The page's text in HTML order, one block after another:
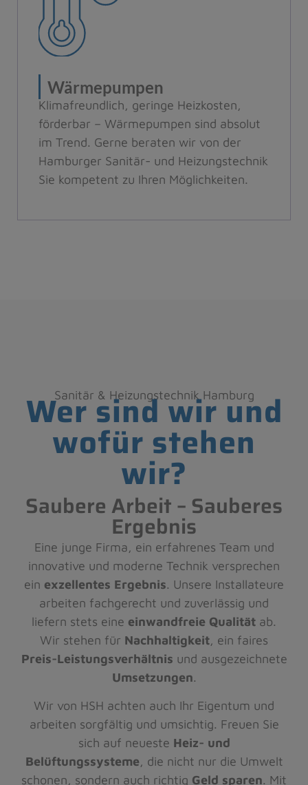
Wärmepumpen
Klimafreundlich, geringe Heizkosten,
förderbar – Wärmepumpen sind absolut
im Trend. Gerne beraten wir von der
Hamburger Sanitär- und Heizungstechnik
Sie kompetent zu Ihren Möglichkeiten.
Sanitär & Heizungstechnik Hamburg
Wer sind wir und
wofür stehen
wir?
Saubere Arbeit – Sauberes
Ergebnis
Eine junge Firma, ein erfahrenes Team und
innovative und moderne Technik versprechen
ein exzellentes Ergebnis. Unsere Installateure
arbeiten fachgerecht und zuverlässig und
liefern stets eine einwandfreie Qualität ab.
Wir stehen für Nachhaltigkeit, ein faires
Preis-Leistungsverhältnis und ausgezeichnete
Umsetzungen.
Wir von HSH achten auch Ihr Eigentum und
arbeiten sorgfältig und umsichtig. Freuen Sie
sich auf neueste Heiz- und
Belüftungssysteme, die nicht nur die Umwelt
schonen, sondern auch richtig Geld sparen. Mit